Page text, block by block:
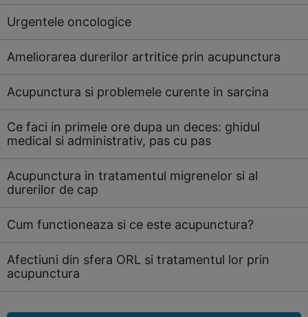
Urgentele oncologice
Ameliorarea durerilor artritice prin acupunctura
Acupunctura si problemele curente in sarcina
Ce faci in primele ore dupa un deces: ghidul
medical si administrativ, pas cu pas
Acupunctura in tratamentul migrenelor si al
durerilor de cap
Cum functioneaza si ce este acupunctura?
Afectiuni din sfera ORL si tratamentul lor prin
acupunctura